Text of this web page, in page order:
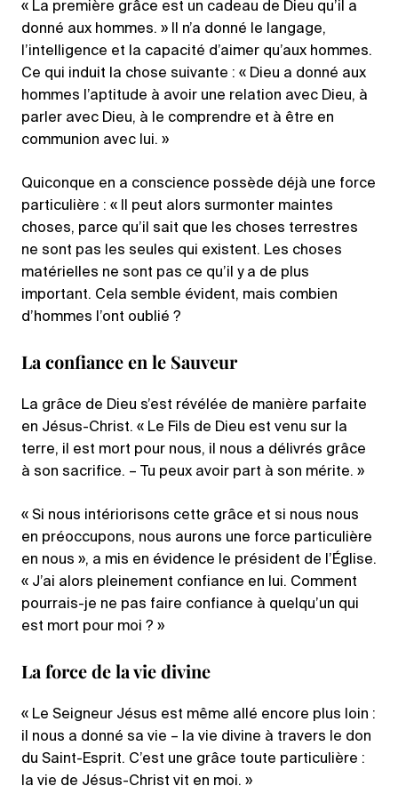
« La première grâce est un cadeau de Dieu qu’il a
donné aux hommes. » Il n’a donné le langage,
l’intelligence et la capacité d’aimer qu’aux hommes.
Ce qui induit la chose suivante : « Dieu a donné aux
hommes l’aptitude à avoir une relation avec Dieu, à
parler avec Dieu, à le comprendre et à être en
communion avec lui. »
Quiconque en a conscience possède déjà une force
particulière : « Il peut alors surmonter maintes
choses, parce qu’il sait que les choses terrestres
ne sont pas les seules qui existent. Les choses
matérielles ne sont pas ce qu’il y a de plus
important. Cela semble évident, mais combien
d’hommes l’ont oublié ?
La confiance en le Sauveur
La grâce de Dieu s’est révélée de manière parfaite
en Jésus-Christ. « Le Fils de Dieu est venu sur la
terre, il est mort pour nous, il nous a délivrés grâce
à son sacrifice. – Tu peux avoir part à son mérite. »
« Si nous intériorisons cette grâce et si nous nous
en préoccupons, nous aurons une force particulière
en nous », a mis en évidence le président de l’Église.
« J’ai alors pleinement confiance en lui. Comment
pourrais-je ne pas faire confiance à quelqu’un qui
est mort pour moi ? »
La force de la vie divine
« Le Seigneur Jésus est même allé encore plus loin :
il nous a donné sa vie – la vie divine à travers le don
du Saint-Esprit. C’est une grâce toute particulière :
la vie de Jésus-Christ vit en moi. »